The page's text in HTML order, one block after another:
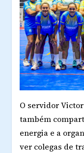
O servidor
também
energia e a
ver colegas de